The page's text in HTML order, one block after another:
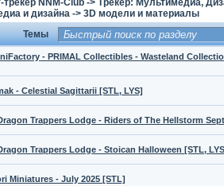
трекер NNM-Club -> Трекер: Мультимедиа,
и дизайна -> 3D модели и материалы
Темы
- PRIMAL Collectibles - Wasteland
- Celestial Sagittarii [STL, LYS]
Trappers Lodge - Riders of The Hellstorm
Trappers Lodge - Stoican Halloween [STL,
Miniatures - July 2025 [STL]